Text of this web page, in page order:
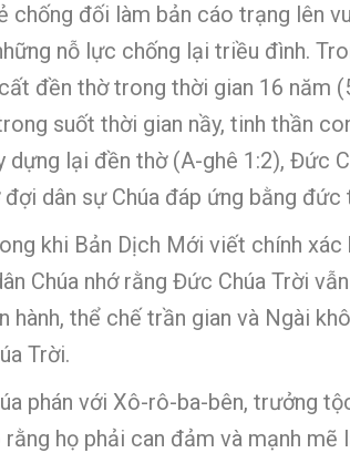
đối làm bản cáo trạng lên
nỗ lực chống lại triều đình.
đền thờ trong thời gian 16 năm
suốt thời gian nầy, tinh thần
lại đền thờ (A-ghê 1:2), Đức
dân sự Chúa đáp ứng bằng đức
khi Bản Dịch Mới viết chính xác
Chúa nhớ rằng Đức Chúa Trời
thể chế trần gian và Ngài
Trời.
phán với Xô-rô-ba-bên, trưởng
họ phải can đảm và mạnh